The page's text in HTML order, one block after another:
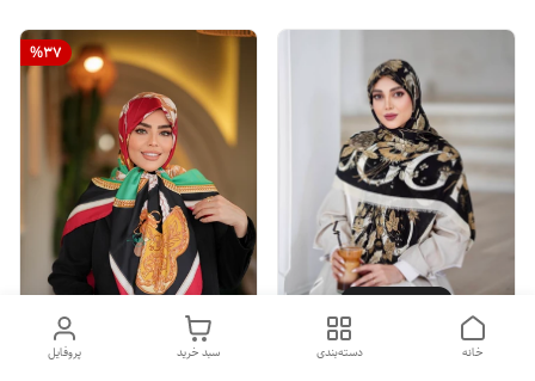
ناموجود
روسری نخ یونیک طرح گل گوچی
%37
پروفایل سبد خرید دسته‌بندی خانه